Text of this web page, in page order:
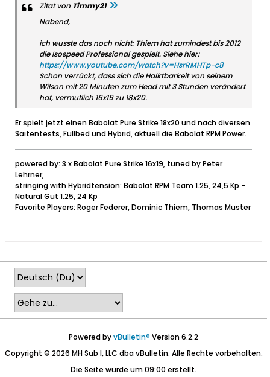
Zitat von Timmy21
Nabend,
ich wusste das noch nicht: Thiem hat zumindest bis 2012
die Isospeed Professional gespielt. Siehe hier:
https://www.youtube.com/watch?v=HsrRMHTp-c8
Schon verrückt, dass sich die Halktbarkeit von seinem
Wilson mit 20 Minuten zum Head mit 3 Stunden verändert
hat, vermutlich 16x19 zu 18x20.
Er spielt jetzt einen Babolat Pure Strike 18x20 und nach diversen
Saitentests, Fullbed und Hybrid, aktuell die Babolat RPM Power.
powered by: 3 x Babolat Pure Strike 16x19, tuned by Peter
Lehrner,
stringing with Hybridtension: Babolat RPM Team 1.25, 24,5 Kp -
Natural Gut 1.25, 24 Kp
Favorite Players: Roger Federer, Dominic Thiem, Thomas Muster
Powered byvBulletin® Version 6.2.2
Copyright © 2026 MH Sub I, LLC dba vBulletin. Alle Rechte vorbehalten.
Die Seite wurde um 09:00 erstellt.